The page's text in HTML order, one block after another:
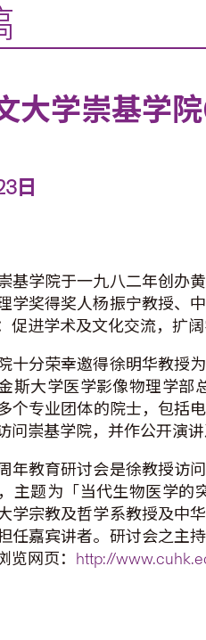
大学崇基学
日
基学院于一九八二年创办
学奖得奖人杨振宁教授、
促进学术及文化交流，扩阔
十分荣幸邀得徐明华教授
斯大学医学影像物理学部
个专业团体的院士，包括
问崇基学院，并作公开演讲
年教育研讨会是徐教授访
主题为「当代生物医学的
学宗教及哲学系教授及中
任嘉宾讲者。研讨会之主
览网页： http://